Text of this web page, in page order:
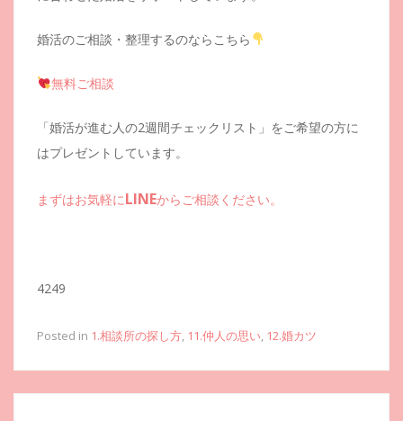
婚活のご相談・整理するのならこちら
無料ご相談
「婚活が進む人の2週間チェックリスト」をご希望の方に
はプレゼントしています。
まずはお気軽にLINEからご相談ください。
4249
Posted in 1.相談所の探し方, 11.仲人の思い, 12.婚カツ